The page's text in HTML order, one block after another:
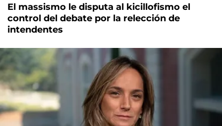
El massismo le disputa al kicillofismo el
control del debate por la relección de
intendentes